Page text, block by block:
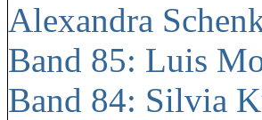
Alexandra
Band 85: Luis
Band 84: Silvia